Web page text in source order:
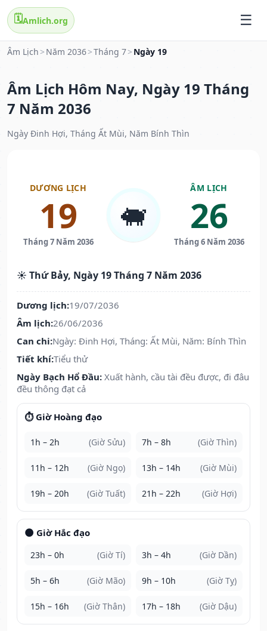
🗓️Amlich.org
Âm Lịch > Năm 2036>Tháng 7> Ngày 19
Âm Lịch Hôm Nay, Ngày 19 Tháng
7 Năm 2036
Ngày Đinh Hợi, Tháng Ất Mùi, Năm Bính Thìn
DƯƠNG LỊCH
19
Tháng 7 Năm 2036
🐖
ÂM LỊCH
26
Tháng 6 Năm 2036
☀️ Thứ Bảy, Ngày 19 Tháng 7 Năm 2036
Dương lịch:19/07/2036
Âm lịch:26/06/2036
Can chi:Ngày: Đinh Hợi, Tháng: Ất Mùi, Năm: Bính Thìn
Tiết khí:Tiểu thử
Ngày Bạch Hổ Đầu: Xuất hành, cầu tài đều được, đi đâu
đều thông đạt cả
⏱️ Giờ Hoàng đạo
1h – 2h (Giờ Sửu) 7h – 8h (Giờ Thìn)
11h – 12h (Giờ Ngọ) 13h – 14h (Giờ Mùi)
19h – 20h (Giờ Tuất) 21h – 22h (Giờ Hợi)
🌑 Giờ Hắc đạo
23h – 0h (Giờ Tí) 3h – 4h (Giờ Dần)
5h – 6h (Giờ Mão) 9h – 10h (Giờ Tỵ)
15h – 16h (Giờ Thân) 17h – 18h (Giờ Dậu)